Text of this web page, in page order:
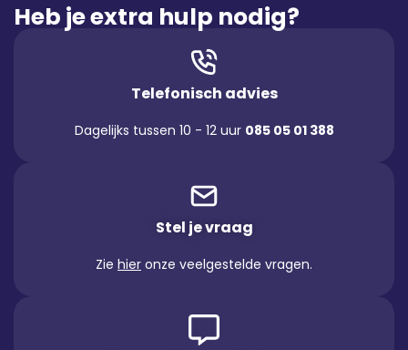
Heb je extra hulp nodig?
Telefonisch advies
Dagelijks tussen 10 - 12 uur 085 05 01 388
Stel je vraag
Zie hier onze veelgestelde vragen.